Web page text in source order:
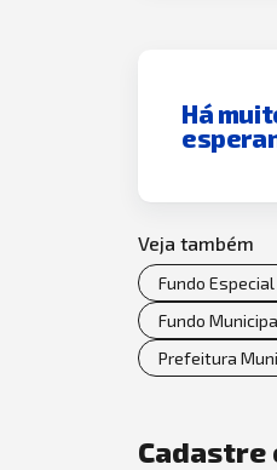
Há
Veja também
Fundo
Fundo
Prefeitura
Cadastre